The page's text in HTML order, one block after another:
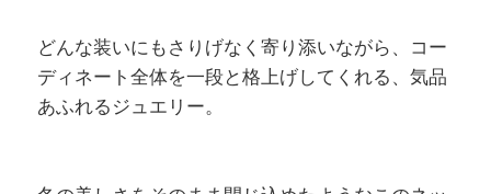
どんな装いにもさりげなく寄り添いながら、コー
ディネート全体を一段と格上げしてくれる、気品
あふれるジュエリー。